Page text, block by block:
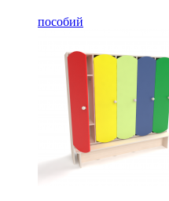
пособий